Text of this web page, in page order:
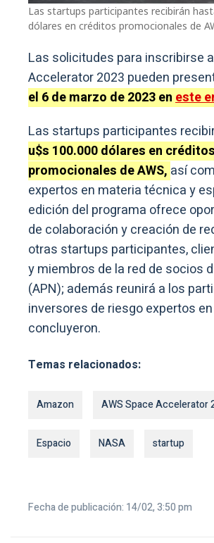
Las startups participantes recibirán
dólares en créditos promocionales de
Las solicitudes para inscribirse
Accelerator 2023 pueden
el 6 de marzo de 2023 eneste
Las startups participantes
u$s 100.000 dólares en créditos
promocionales de AWS, así
expertos en materia técnica y
edición del programa ofrece
de colaboración y creación de
otras startups participantes,
y miembros de la red de socios
(APN); además reunirá a los
inversores de riesgo expertos
concluyeron.
Temas relacionados:
Amazon AWS Space Accelerator
Espacio NASA startup
Fecha de publicación: 14/02, 3:50 pm